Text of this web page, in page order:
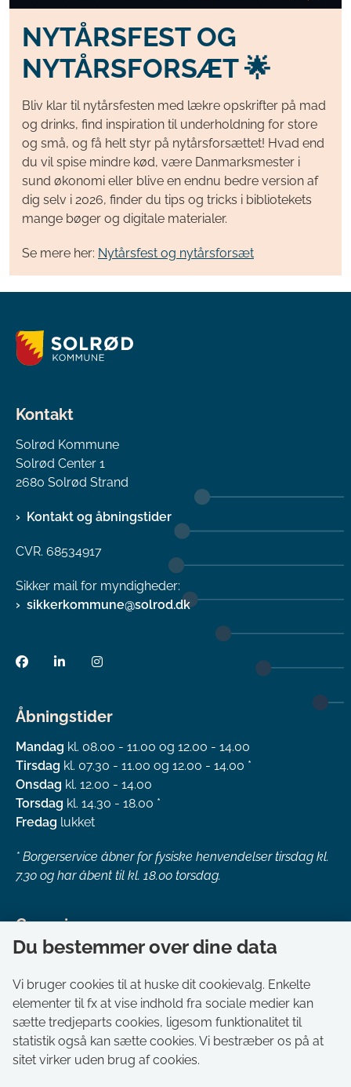
NYTÅRSFEST OG
NYTÅRSFORSÆT 🌟
Bliv klar til nytårsfesten med lækre opskrifter på mad
og drinks, find inspiration til underholdning for store
og små, og få helt styr på nytårsforsættet! Hvad end
du vil spise mindre kød, være Danmarksmester i
sund økonomi eller blive en endnu bedre version af
dig selv i 2026, finder du tips og tricks i bibliotekets
mange bøger og digitale materialer.
Se mere her: Nytårsfest og nytårsforsæt
Kontakt
Solrød Kommune
Solrød Center 1
2680 Solrød Strand
Kontakt og åbningstider
CVR. 68534917
Sikker mail for myndigheder:
sikkerkommune@solrod.dk
Åbningstider
Mandag kl. 08.00 - 11.00 og 12.00 - 14.00
Tirsdag kl. 07.30 - 11.00 og 12.00 - 14.00 *
Onsdag kl. 12.00 - 14.00
Torsdag kl. 14.30 - 18.00 *
Fredag lukket
* Borgerservice åbner for fysiske henvendelser tirsdag kl.
7.30 og har åbent til kl. 18.00 torsdag.
Genveje
Om kommunen
Aktuelt
Akut hjælp
Bestil tid i Borgerservice
Ledige stillinger
Du bestemmer over dine data
Vi bruger cookies til at huske dit cookievalg. Enkelte
elementer til fx at vise indhold fra sociale medier kan
sætte tredjeparts cookies, ligesom funktionalitet til
statistik også kan sætte cookies. Vi bestræber os på at
sitet virker uden brug af cookies.